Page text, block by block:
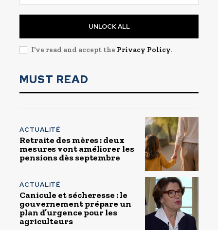
UNLOCK ALL
I've read and accept the Privacy Policy.
MUST READ
ACTUALITÉ
Retraite des mères : deux
mesures vont améliorer les
pensions dès septembre
ACTUALITÉ
Canicule et sécheresse : le
gouvernement prépare un
plan d’urgence pour les
agriculteurs